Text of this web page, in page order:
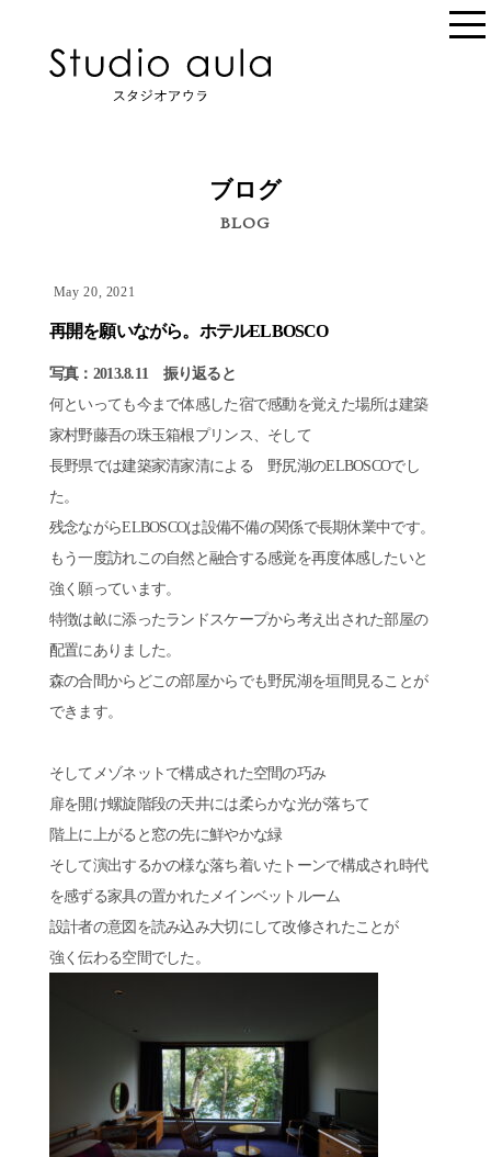
ブログ
BLOG
May 20, 2021
再開を願いながら。ホテルELBOSCO
写真：2013.8.11 振り返ると
何といっても今まで体感した宿で感動を覚えた場所は建築
家村野藤吾の珠玉箱根プリンス、そして
長野県では建築家清家清による 野尻湖のELBOSCOでし
た。
残念ながらELBOSCOは設備不備の関係で長期休業中です。
もう一度訪れこの自然と融合する感覚を再度体感したいと
強く願っています。
特徴は畝に添ったランドスケープから考え出された部屋の
配置にありました。
森の合間からどこの部屋からでも野尻湖を垣間見ることが
できます。
そしてメゾネットで構成された空間の巧み
扉を開け螺旋階段の天井には柔らかな光が落ちて
階上に上がると窓の先に鮮やかな緑
そして演出するかの様な落ち着いたトーンで構成され時代
を感ずる家具の置かれたメインベットルーム
設計者の意図を読み込み大切にして改修されたことが
強く伝わる空間でした。